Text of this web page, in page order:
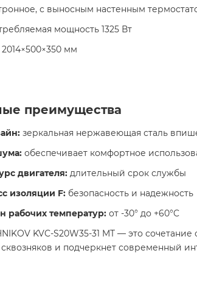
с выносным настенным
мощность 1325 Вт
2014×500×350 мм
преимущества
зеркальная нержавеющая сталь
обеспечивает комфортное
двигателя: длительный срок службы
изоляции F: безопасность и надежность
рабочих температур: от -30° до +60°C
KVC-S20W35-31 MT — это
и подчеркнет современный